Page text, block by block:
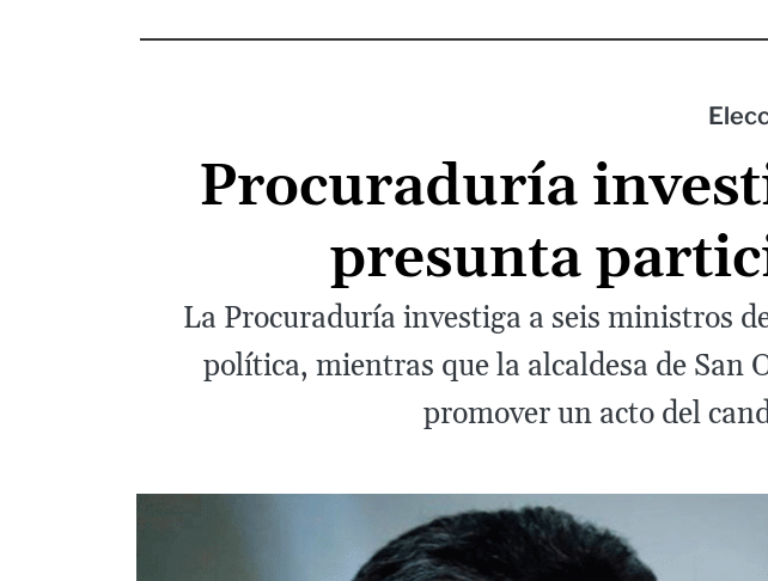
Procuraduría
presunta
La Procuraduría investiga a seis ministros
política, mientras que la alcaldesa de San
promover un acto del